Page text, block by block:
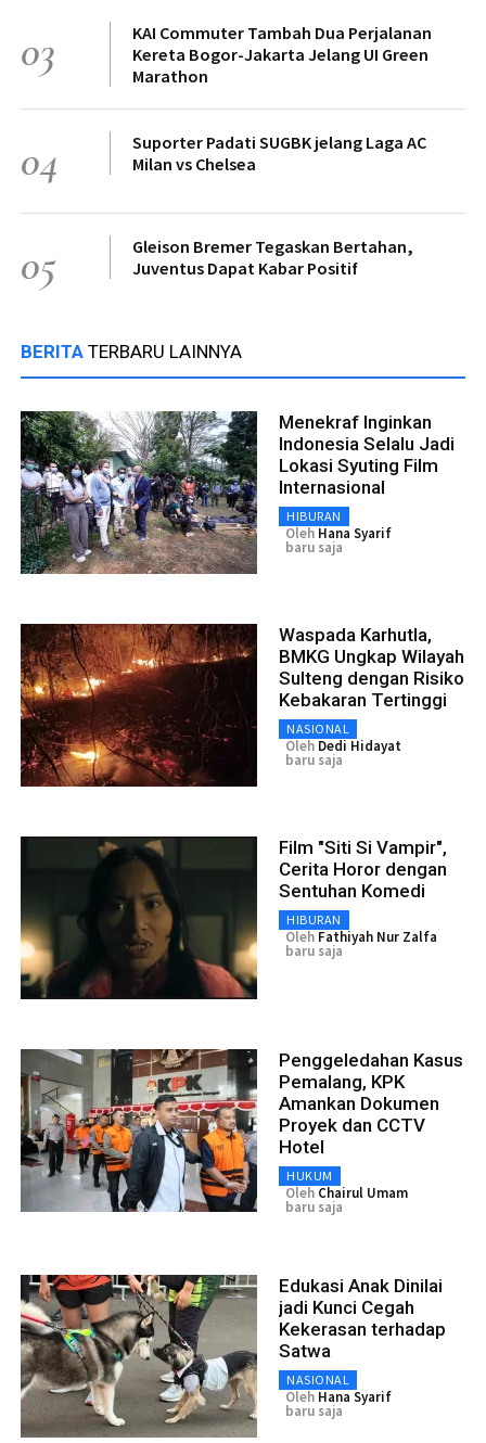
03
KAI Commuter Tambah Dua Perjalanan
Kereta Bogor-Jakarta Jelang UI Green
Marathon
04
Suporter Padati SUGBK jelang Laga AC
Milan vs Chelsea
05
Gleison Bremer Tegaskan Bertahan,
Juventus Dapat Kabar Positif
BERITA TERBARU LAINNYA
Menekraf Inginkan
Indonesia Selalu Jadi
Lokasi Syuting Film
Internasional
HIBURAN
Oleh Hana Syarif
baru saja
Waspada Karhutla,
BMKG Ungkap Wilayah
Sulteng dengan Risiko
Kebakaran Tertinggi
NASIONAL
Oleh Dedi Hidayat
baru saja
Film "Siti Si Vampir",
Cerita Horor dengan
Sentuhan Komedi
HIBURAN
Oleh Fathiyah Nur Zalfa
baru saja
Penggeledahan Kasus
Pemalang, KPK
Amankan Dokumen
Proyek dan CCTV
Hotel
HUKUM
Oleh Chairul Umam
baru saja
Edukasi Anak Dinilai
jadi Kunci Cegah
Kekerasan terhadap
Satwa
NASIONAL
Oleh Hana Syarif
baru saja